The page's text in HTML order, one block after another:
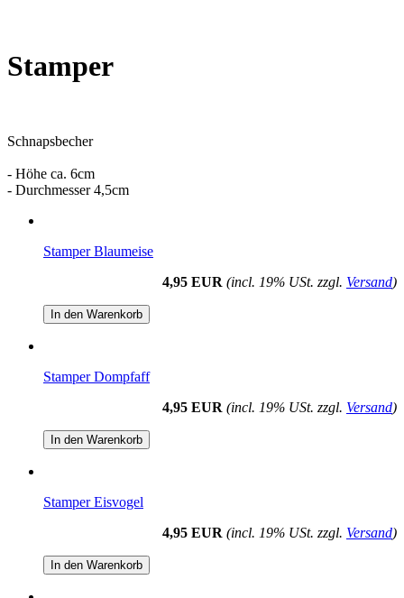
Stamper
Schnapsbecher
- Höhe ca. 6cm
- Durchmesser 4,5cm
Stamper Blaumeise
4,95 EUR (incl. 19% USt. zzgl. Versand)
In den Warenkorb
Stamper Dompfaff
4,95 EUR (incl. 19% USt. zzgl. Versand)
In den Warenkorb
Stamper Eisvogel
4,95 EUR (incl. 19% USt. zzgl. Versand)
In den Warenkorb